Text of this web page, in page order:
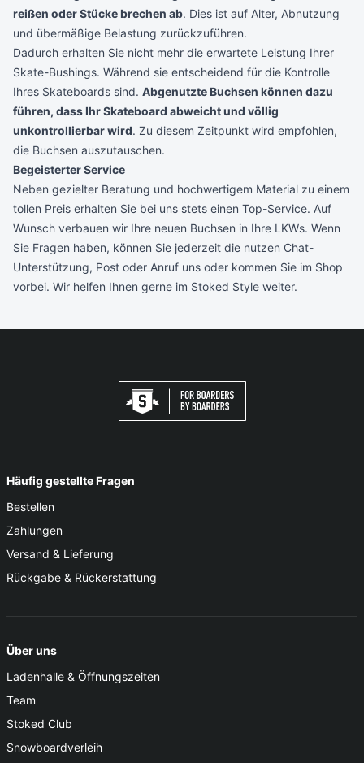
reißen oder Stücke brechen ab. Dies ist auf Alter, Abnutzung
und übermäßige Belastung zurückzuführen.
Dadurch erhalten Sie nicht mehr die erwartete Leistung Ihrer
Skate-Bushings. Während sie entscheidend für die Kontrolle
Ihres Skateboards sind. Abgenutzte Buchsen können dazu
führen, dass Ihr Skateboard abweicht und völlig
unkontrollierbar wird. Zu diesem Zeitpunkt wird empfohlen,
die Buchsen auszutauschen.
Begeisterter Service
Neben gezielter Beratung und hochwertigem Material zu einem
tollen Preis erhalten Sie bei uns stets einen Top-Service. Auf
Wunsch verbauen wir Ihre neuen Buchsen in Ihre LKWs. Wenn
Sie Fragen haben, können Sie jederzeit die nutzen Chat-
Unterstützung, Post oder Anruf uns oder kommen Sie im Shop
vorbei. Wir helfen Ihnen gerne im Stoked Style weiter.
Häufig gestellte Fragen
Bestellen
Zahlungen
Versand & Lieferung
Rückgabe & Rückerstattung
Über uns
Ladenhalle & Öffnungszeiten
Team
Stoked Club
Snowboardverleih